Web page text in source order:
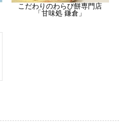
こだわりのわらび餅専門店
「甘味処 鎌倉」